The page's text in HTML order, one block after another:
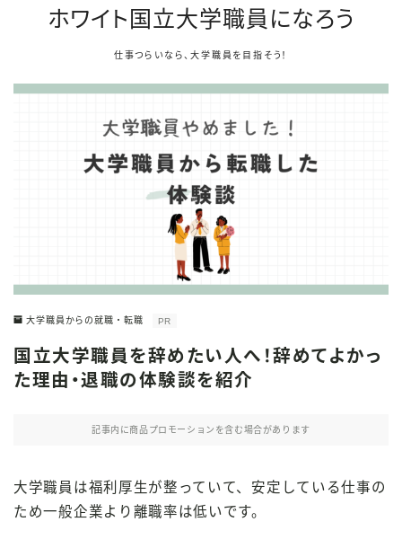
ホワイト国立大学職員になろう
仕事つらいなら、大学職員を目指そう！
大学職員からの就職・転職 PR
国立大学職員を辞めたい人へ！辞めてよかっ
た理由・退職の体験談を紹介
記事内に商品プロモーションを含む場合があります
大学職員は福利厚生が整っていて、安定している仕事の
ため一般企業より離職率は低いです。